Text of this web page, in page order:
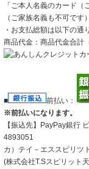
「ご本人名義のカード
（ご家族名義も不可です
・お支払総額は以下の通
商品代金：商品代金合計
■
前払い：
※前払いになります。
【振込先】 PayPay銀行
4893051
カ）テイ－エススピリツ
(株式会社T.Sスピリット